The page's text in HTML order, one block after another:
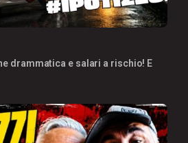
drammatica e salari a rischio! E